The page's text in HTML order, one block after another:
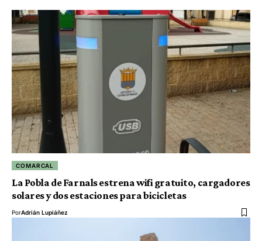
COMARCAL
La Pobla de Farnals estrena wifi gratuito, cargadores
solares y dos estaciones para bicicletas
PorAdrián Lupiáñez